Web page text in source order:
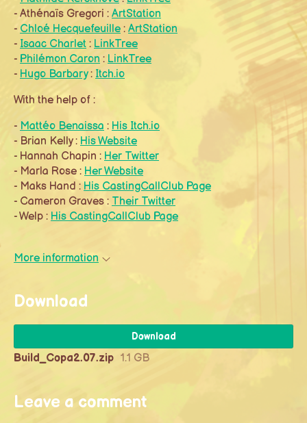
- Athénaïs Gregori : ArtStation
- Chloé Hecquefeuille : ArtStation
- Isaac Charlet : LinkTree
- Philémon Caron : LinkTree
- Hugo Barbary: Itch.io
With the help of :
- Mattéo Benaissa : His Itch.io
- Brian Kelly : His Website
- Hannah Chapin : Her Twitter
- Marla Rose : Her Website
- Maks Hand : His CastingCallClub Page
- Cameron Graves : Their Twitter
- Welp : His CastingCallClub Page
More information
Download
Download
Build_Copa2.07.zip 1.1 GB
Leave a comment